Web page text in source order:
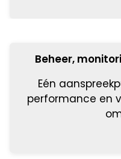
Beheer,
Eén
performance en